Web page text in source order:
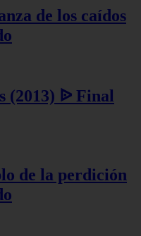
de los caídos
(2013) ᐉ Final
de la perdición